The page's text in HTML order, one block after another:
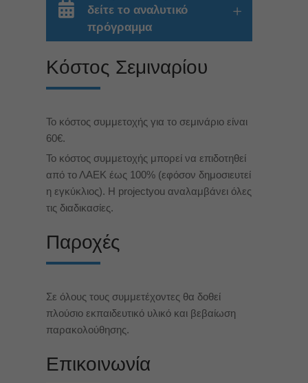
δείτε το αναλυτικό
πρόγραμμα
Κόστος Σεμιναρίου
Το κόστος συμμετοχής για το σεμινάριο είναι
60‎€.
Το κόστος συμμετοχής μπορεί να επιδοτηθεί
από το ΛΑΕΚ έως 100% (εφόσον δημοσιευτεί
η εγκύκλιος). Η projectyou αναλαμβάνει όλες
τις διαδικασίες.
Παροχές
Σε όλους τους συμμετέχοντες θα δοθεί
πλούσιο εκπαιδευτικό υλικό και βεβαίωση
παρακολούθησης.
Επικοινωνία